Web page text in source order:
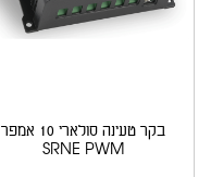
בקר טעינה סולארי 10 אמפר
SRNE PWM